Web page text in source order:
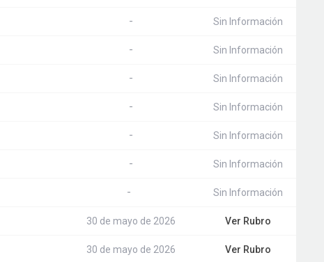
- Sin Información
- Sin Información
- Sin Información
- Sin Información
- Sin Información
- Sin Información
- Sin Información
30 de mayo de 2026 Ver Rubro
30 de mayo de 2026 Ver Rubro